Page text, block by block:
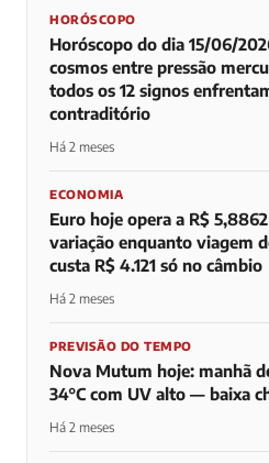
HORÓSCOPO
Horóscopo do dia 15/06/
cosmos entre pressão
todos os 12 signos
contraditório
Há 2 meses
ECONOMIA
Euro hoje opera a R$
variação enquanto viagem
custa R$ 4.121 só no câmbio
Há 2 meses
PREVISÃO DO TEMPO
Nova Mutum hoje: manhã
34°C com UV alto — baixa
Há 2 meses